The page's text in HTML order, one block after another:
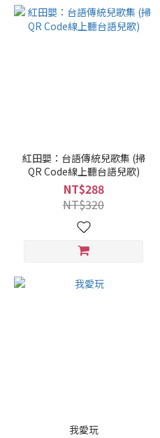
紅田嬰：台語傳統兒歌集 (掃
QR Code線上聽台語兒歌)
NT$288
NT$320
我愛玩